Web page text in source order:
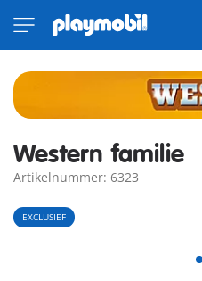
Western familie
Artikelnummer: 6323
EXCLUSIEF